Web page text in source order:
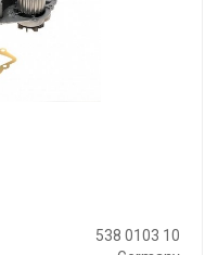
538 0103 10